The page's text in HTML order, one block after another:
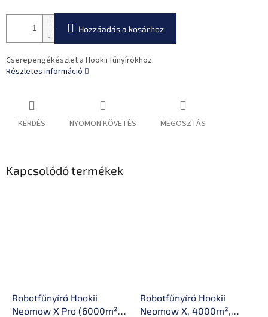
Hozzáadás a kosárhoz
Cserepengékészlet a Hookii fűnyírókhoz.
Részletes információ
KÉRDÉS NYOMON KÖVETÉS MEGOSZTÁS
Kapcsolódó termékek
Robotfűnyíró Hookii
Neomow X Pro (6000m²),
Robotfűnyíró Hookii
Neomow X, 4000m²,